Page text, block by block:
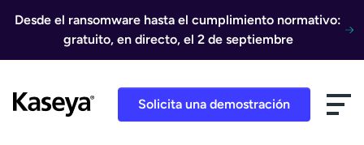
Desde el ransomware hasta el cumplimiento normativo:
gratuito, en directo, el 2 de septiembre
Solicita una demostración